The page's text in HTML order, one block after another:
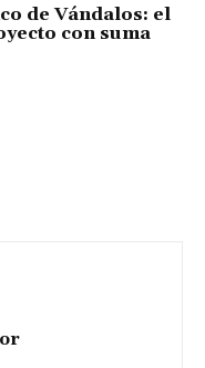
de Vándalos: el
con suma